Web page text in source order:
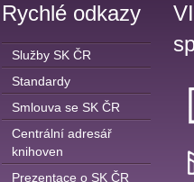
Rychlé odkazy
Služby SK ČR
Standardy
Smlouva se SK ČR
Centrální adresář
knihoven
Prezentace o SK ČR